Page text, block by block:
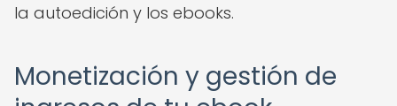
la autoedición y los ebooks.
Monetización y gestión de